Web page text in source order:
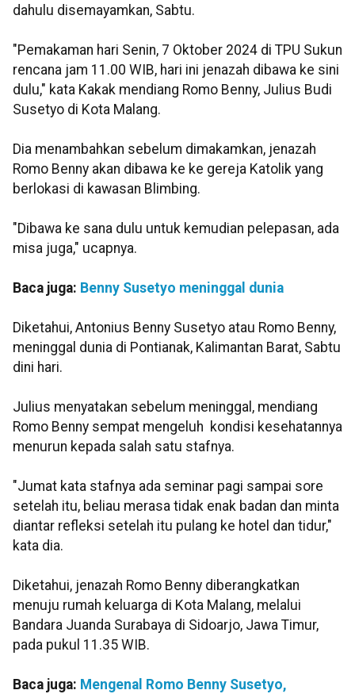
dahulu disemayamkan, Sabtu.
"Pemakaman hari Senin, 7 Oktober 2024 di TPU Sukun
rencana jam 11.00 WIB, hari ini jenazah dibawa ke sini
dulu," kata Kakak mendiang Romo Benny, Julius Budi
Susetyo di Kota Malang.
Dia menambahkan sebelum dimakamkan, jenazah
Romo Benny akan dibawa ke ke gereja Katolik yang
berlokasi di kawasan Blimbing.
"Dibawa ke sana dulu untuk kemudian pelepasan, ada
misa juga," ucapnya.
Baca juga: Benny Susetyo meninggal dunia
Diketahui, Antonius Benny Susetyo atau Romo Benny,
meninggal dunia di Pontianak, Kalimantan Barat, Sabtu
dini hari.
Julius menyatakan sebelum meninggal, mendiang
Romo Benny sempat mengeluh kondisi kesehatannya
menurun kepada salah satu stafnya.
"Jumat kata stafnya ada seminar pagi sampai sore
setelah itu, beliau merasa tidak enak badan dan minta
diantar refleksi setelah itu pulang ke hotel dan tidur,"
kata dia.
Diketahui, jenazah Romo Benny diberangkatkan
menuju rumah keluarga di Kota Malang, melalui
Bandara Juanda Surabaya di Sidoarjo, Jawa Timur,
pada pukul 11.35 WIB.
Baca juga: Mengenal Romo Benny Susetyo,